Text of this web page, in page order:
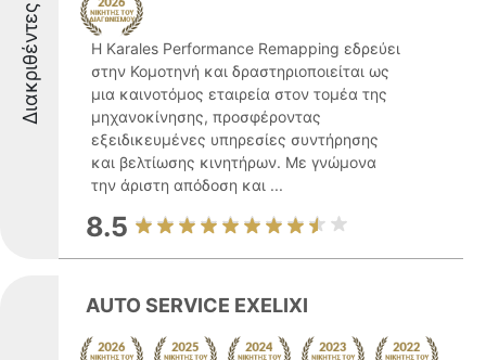
Διακριθέντες
Η Karales Performance Remapping εδρεύει
στην Κομοτηνή και δραστηριοποιείται ως
μια καινοτόμος εταιρεία στον τομέα της
μηχανοκίνησης, προσφέροντας
εξειδικευμένες υπηρεσίες συντήρησης
και βελτίωσης κινητήρων. Με γνώμονα
την άριστη απόδοση και ...
8.5
AUTO SERVICE EXELIXI